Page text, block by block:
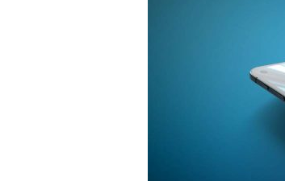
m